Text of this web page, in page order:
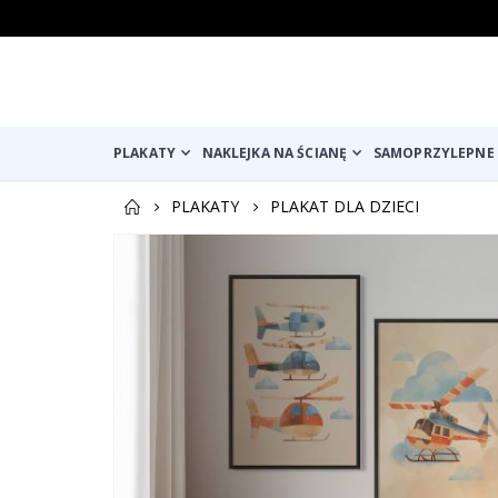
PLAKATY NAKLEJKA NA ŚCIANĘ
PLAKATY
PLAKAT DLA DZIECI